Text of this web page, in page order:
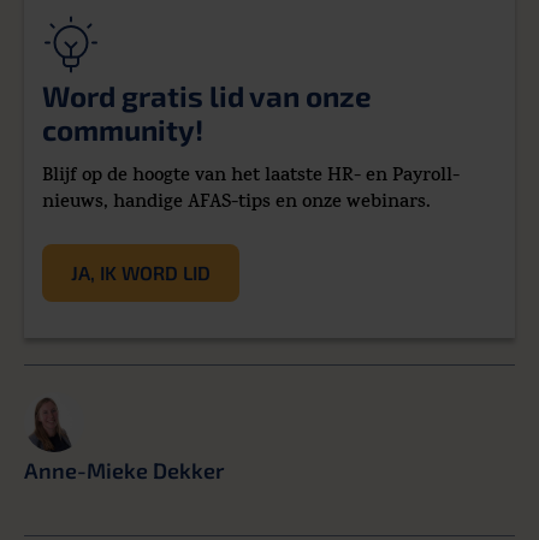
Word gratis lid van onze
community!
Blijf op de hoogte van het laatste HR- en Payroll-
nieuws, handige AFAS-tips en onze webinars.
JA, IK WORD LID
Anne-Mieke Dekker